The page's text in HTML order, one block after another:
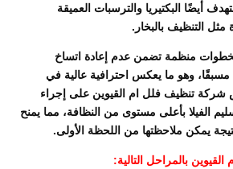
أيضًا البكتيريا والترسبات العميقة
التنظيف بالبخار.
بخطوات منظمة تضمن عدم إعادة اتساخ
مسبقًا، وهو ما يعكس احترافية عالية في
شركة تنظيف فلل ام القيوين على إجراء
الفيلا بأعلى مستوى من النظافة، مما يمنح
يمكن ملاحظتها من اللحظة الأولى.
بالمراحل التالية: